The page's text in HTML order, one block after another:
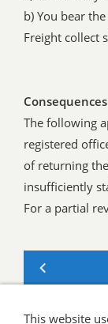
b) You bear
Freight collect
The following
registered
of returning
insufficiently
For a partial
This website